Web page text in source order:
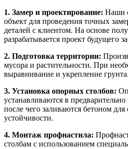
1. Замер и проектирование: Наши
объект для проведения точных
деталей с клиентом. На основе
разрабатывается проект будущего
2. Подготовка территории:
мусора и растительности. При
выравнивание и укрепление грунта.
3. Установка опорных столбов:
устанавливаются в
после чего заливаются бетоном
устойчивости.
4. Монтаж профнастила:
столбам с использованием